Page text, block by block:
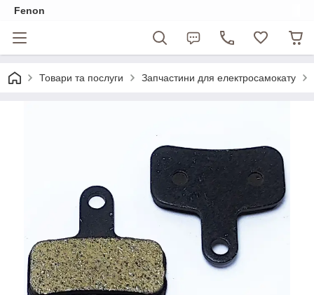
Fenon
Товари та послуги Запчастини для електросамокату